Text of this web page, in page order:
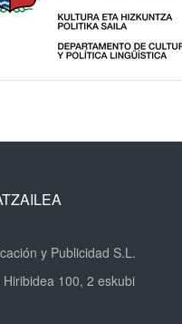
y Publicidad S.L.
100, 2 eskubi